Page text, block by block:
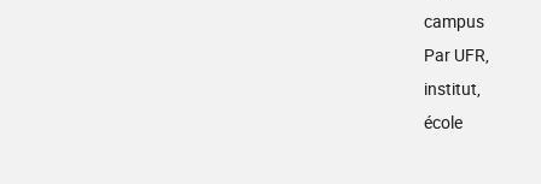
campus
Par UFR,
institut,
école